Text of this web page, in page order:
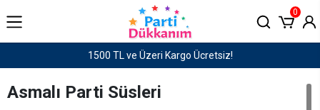
Haftaiçi saat 15:00'e kadar verilen siparişler AYNI GÜN KARGO!
0
Asmalı Parti Süsleri